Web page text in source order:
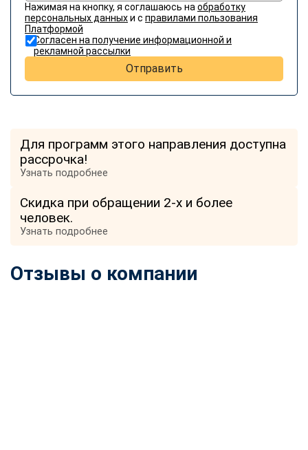
Нажимая на кнопку, я соглашаюсь на обработку
персональных данныхи с правилами пользования
Платформой
Согласен на получение информационной и
рекламной рассылки
Отправить
Для программ этого направления доступна
рассрочка!
Узнать подробнее
Скидка при обращении 2-х и более
человек.
Узнать подробнее
Отзывы о компании